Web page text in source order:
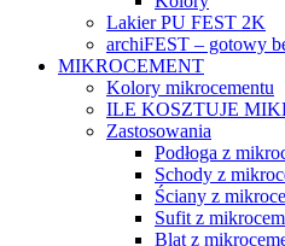
Lakier PU FEST 2K
archiFEST – gotowy
MIKROCEMENT
Kolory mikrocementu
ILE KOSZTUJE
Zastosowania
Podłoga z
Schody z
Ściany z
Sufit z
Blat z